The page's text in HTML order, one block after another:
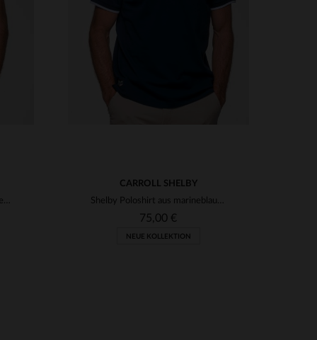
Shelby Herren-T-Shirt in Marineblau
CARROLL SHELBY
Shelby Poloshirt aus marineblauer Baumwolle
75,00 €
NEUE KOLLEKTION